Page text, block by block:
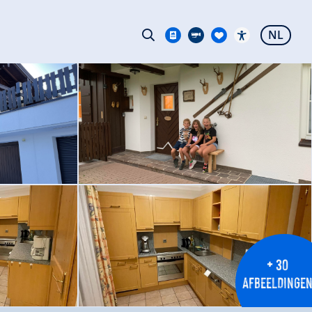
+ 30
AFBEELDINGEN
NL